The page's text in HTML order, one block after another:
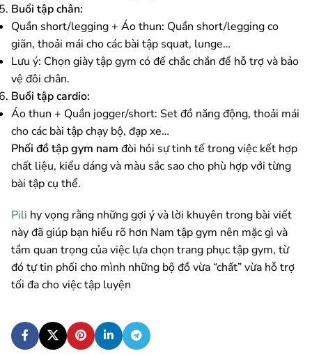
Buổi tập chân:
Quần short/legging + Áo thun: Quần short/legging co
giãn, thoải mái cho các bài tập squat, lunge…
Lưu ý: Chọn giày tập gym có đế chắc chắn để hỗ trợ và bảo
vệ đôi chân.
Buổi tập cardio:
Áo thun + Quần jogger/short: Set đồ năng động, thoải mái
cho các bài tập chạy bộ, đạp xe…
Phối đồ tập gym nam đòi hỏi sự tinh tế trong việc kết hợp
chất liệu, kiểu dáng và màu sắc sao cho phù hợp với từng
bài tập cụ thể.
Pili hy vọng rằng những gợi ý và lời khuyên trong bài viết
này đã giúp bạn hiểu rõ hơn Nam tập gym nên mặc gì và
tầm quan trọng của việc lựa chọn trang phục tập gym, từ
đó tự tin phối cho mình những bộ đồ vừa “chất” vừa hỗ trợ
tối đa cho việc tập luyện